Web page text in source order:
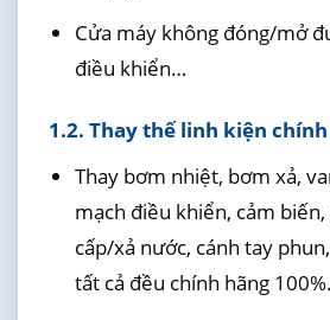
Cửa máy không đóng/mở
điều khiển…
1.2. Thay thế linh kiện
Thay bơm nhiệt, bơm xả,
mạch điều khiển, cảm
cấp/xả nước, cánh tay
tất cả đều chính hãng 100%.